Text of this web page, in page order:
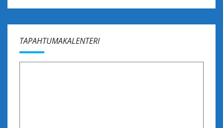
TAPAHTUMAKALENTERI